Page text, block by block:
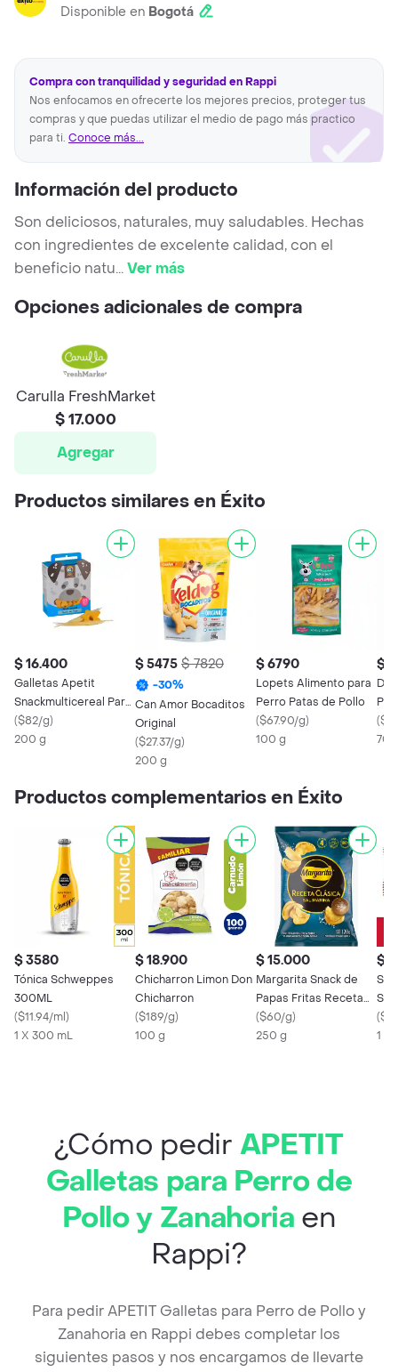
Disponible en Bogotá
Compra con tranquilidad y seguridad en Rappi
Nos enfocamos en ofrecerte los mejores precios, proteger tus
compras y que puedas utilizar el medio de pago más practico
para ti. Conoce más...
Información del producto
Son deliciosos, naturales, muy saludables. Hechas
con ingredientes de excelente calidad, con el
beneficio natu...Ver más
Opciones adicionales de compra
Carulla FreshMarket
$ 17.000
Agregar
Productos similares en Éxito
$ 16.400
Galletas Apetit
Snackmulticereal Para
Perro
($82/g)
200 g
$ 5475 $ 7820
-30%
Can Amor Bocaditos
Original
($27.37/g)
200 g
$ 6790
Lopets Alimento para
Perro Patas de Pollo
($67.90/g)
100 g
$
(
70
Productos complementarios en Éxito
$ 3580
Tónica Schweppes
300ML
($11.94/ml)
1 X 300 mL
$ 18.900
Chicharron Limon Don
Chicharron
($189/g)
100 g
$ 15.000
Margarita Snack de
Papas Fritas Receta
Clásica con Sal Marina
($60/g)
250 g
$
(
1 X
¿Cómo pedir APETIT
Galletas para Perro de
Pollo y Zanahoria en
Rappi?
Para pedir APETIT Galletas para Perro de Pollo y
Zanahoria en Rappi debes completar los
siguientes pasos y nos encargamos de llevarte